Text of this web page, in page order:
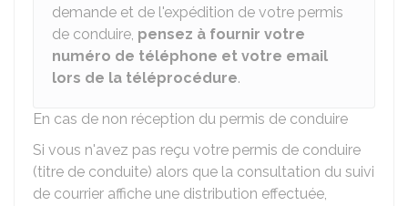
demande et de l'expédition de votre permis
de conduire, pensez à fournir votre
numéro de téléphone et votre email
lors de la téléprocédure.
En cas de non réception du permis de conduire
Si vous n'avez pas reçu votre permis de conduire
(titre de conduite) alors que la consultation du suivi
de courrier affiche une distribution effectuée,